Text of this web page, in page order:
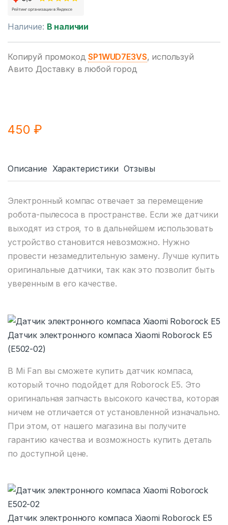
Наличие: В наличии
Копируй промокодSP1WUD7E3VS, используй
Авито Доставку в любой город
450₽
Описание Характеристики Отзывы
Электронный компас отвечает за перемещение
робота-пылесоса в пространстве. Если же датчики
выходят из строя, то в дальнейшем использовать
устройство становится невозможно. Нужно
провести незамедлительную замену. Лучше купить
оригинальные датчики, так как это позволит быть
уверенным в его качестве.
Датчик электронного компаса Xiaomi Roborock E5
(E502-02)
В Mi Fan вы сможете купить датчик компаса,
который точно подойдет для Roborock E5. Это
оригинальная запчасть высокого качества, которая
ничем не отличается от установленной изначально.
При этом, от нашего магазина вы получите
гарантию качества и возможность купить деталь
по доступной цене.
Датчик электронного компаса Xiaomi Roborock E5